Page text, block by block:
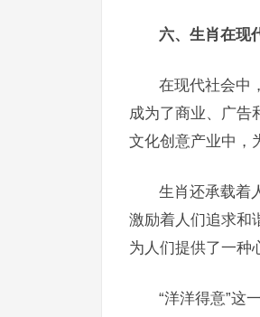
六、生肖在现
在现代社会中
成为了商业、广告
文化创意产业中，
生肖还承载着
激励着人们追求和
为人们提供了一种
“洋洋得意”这